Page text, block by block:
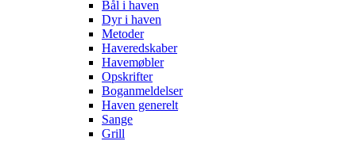
Bål i haven
Dyr i haven
Metoder
Haveredskaber
Havemøbler
Opskrifter
Boganmeldelser
Haven generelt
Sange
Grill